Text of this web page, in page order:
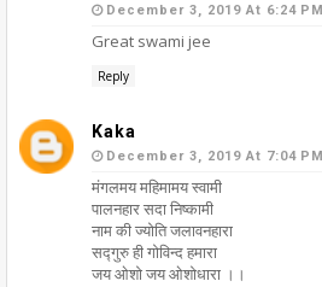
December 3, 2019 At 6:24 PM
Great swami jee
Reply
Kaka
December 3, 2019 At 7:04 PM
मंगलमय महिमामय स्वामी
पालनहार सदा निष्कामी
नाम की ज्योति जलावनहारा
सद्गुरु ही गोविन्द हमारा
जय ओशो जय ओशोधारा ।।